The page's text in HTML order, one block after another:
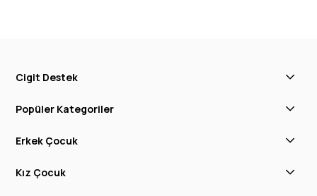
Cigit Destek
Popüler Kategoriler
Erkek Çocuk
Kız Çocuk